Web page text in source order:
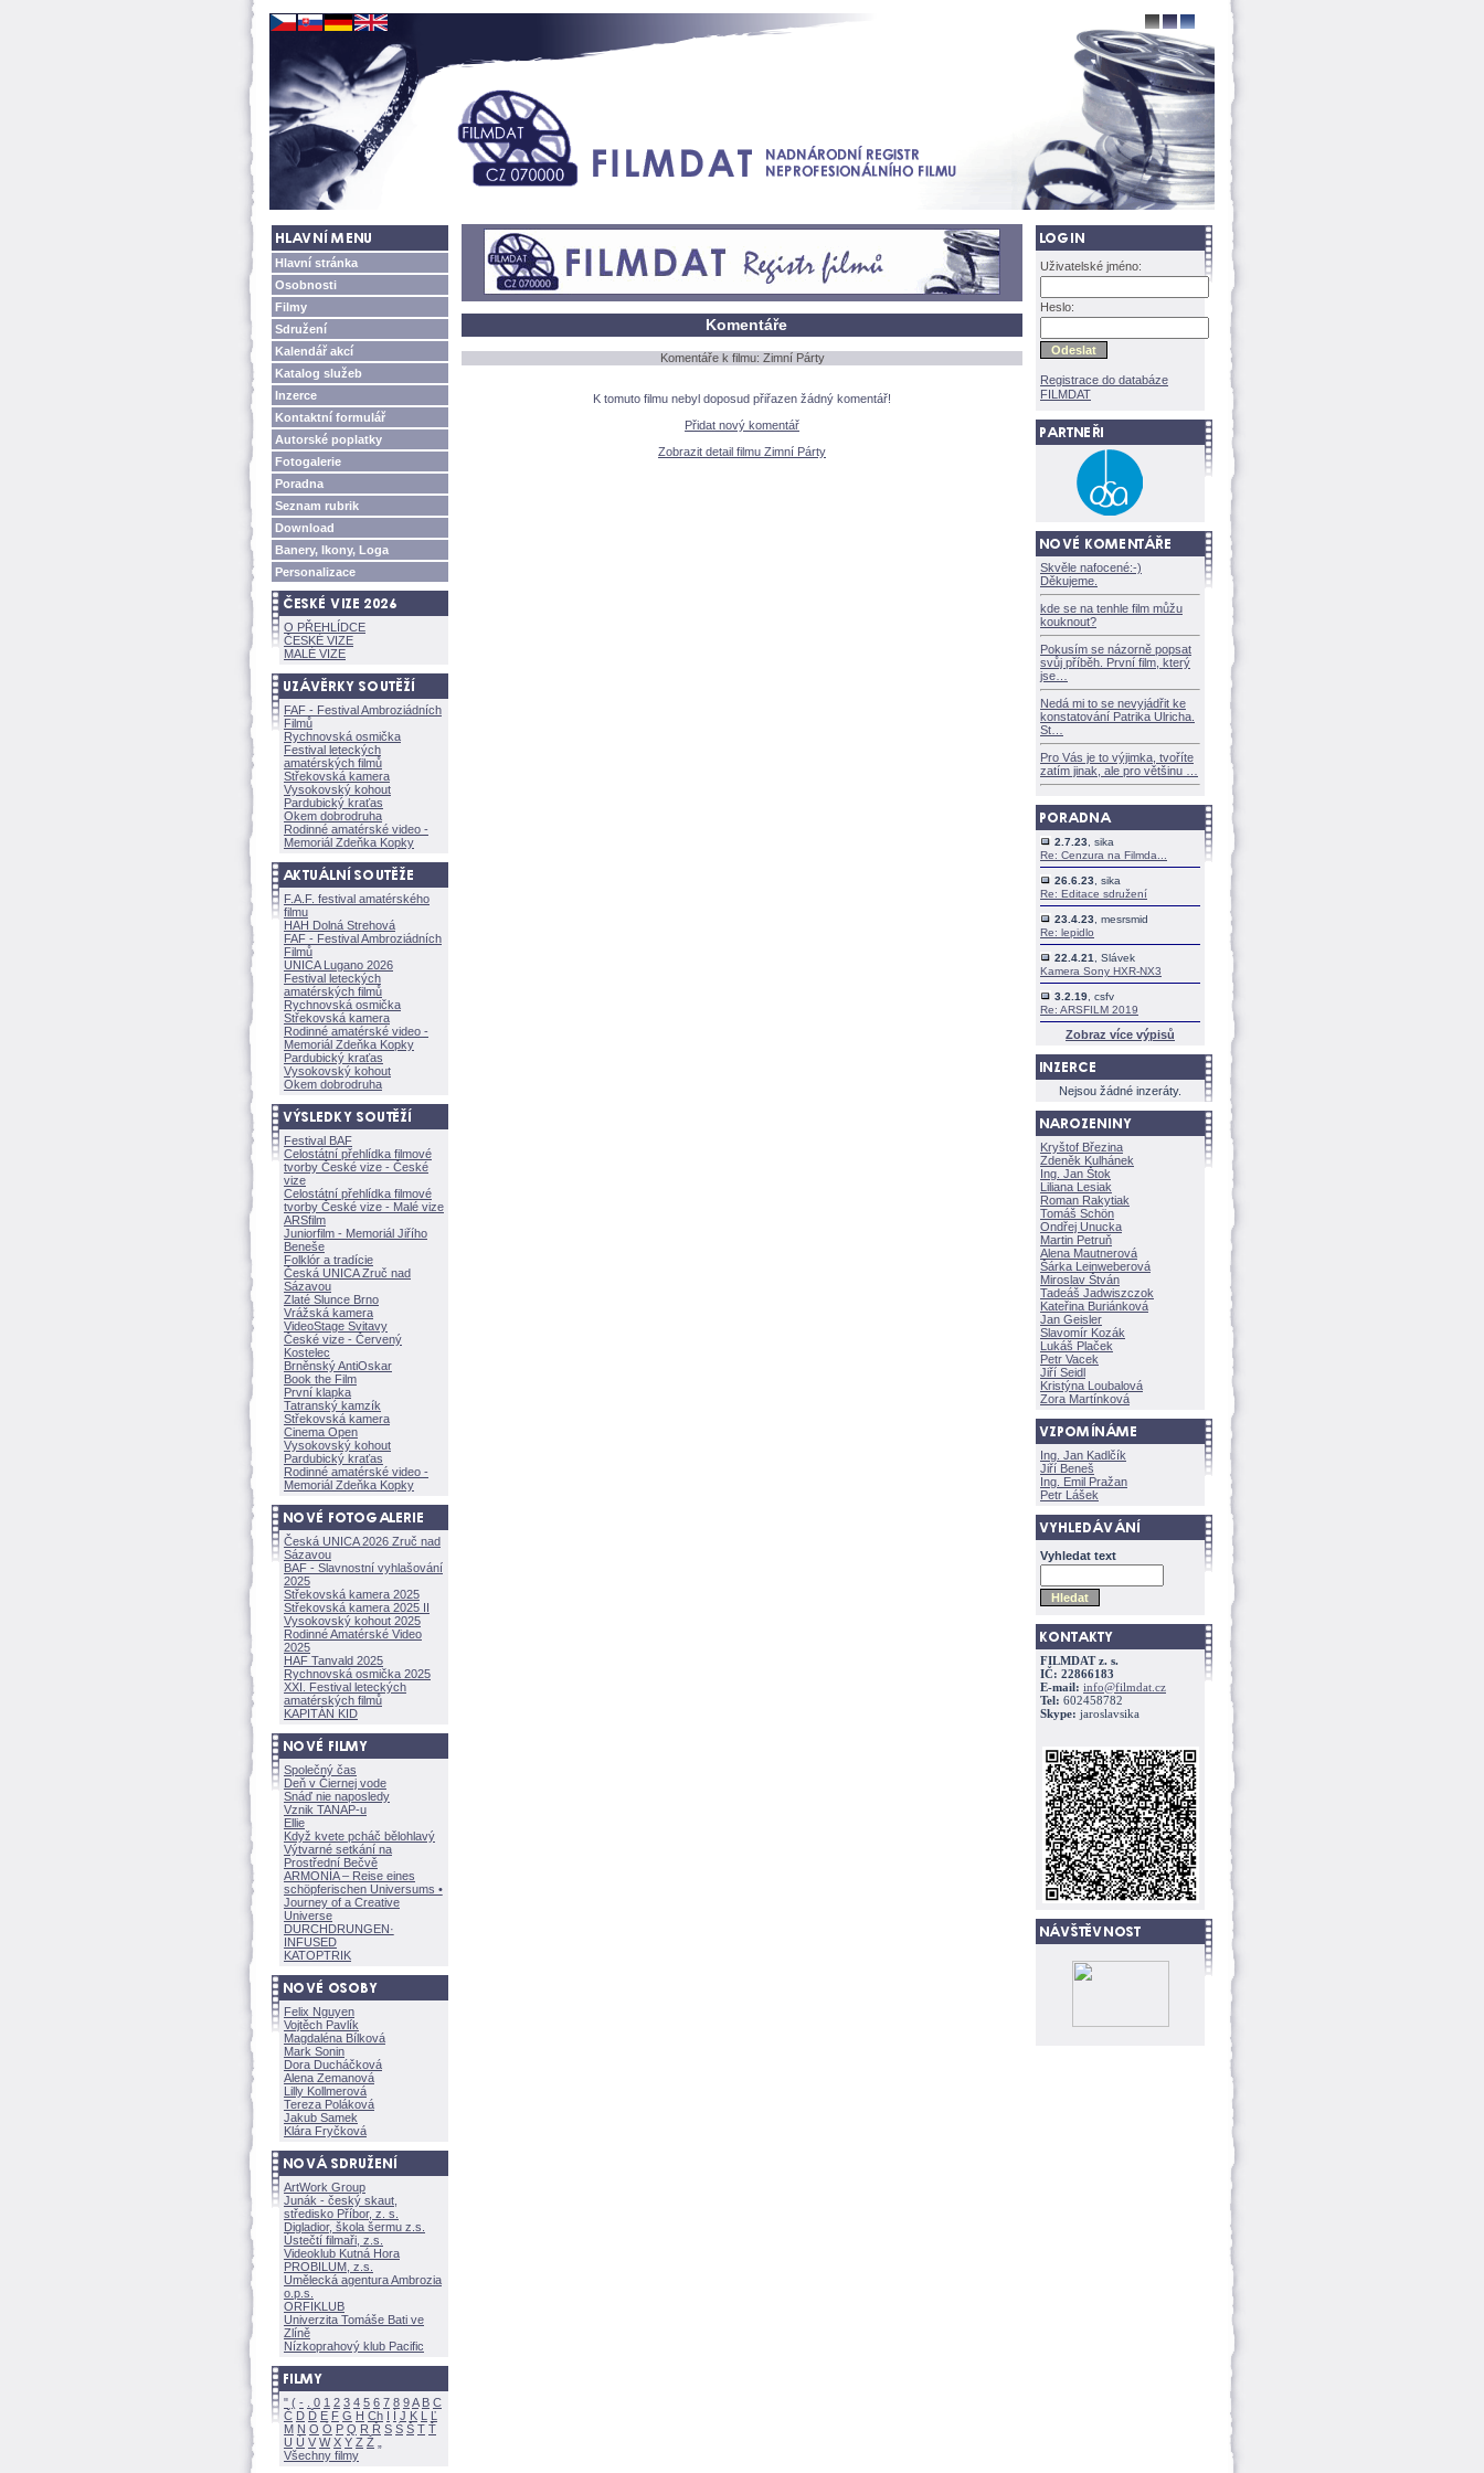
Hlavní stránka
Osobnosti
Filmy
Sdružení
Kalendář akcí
Katalog služeb
Inzerce
Kontaktní formulář
Autorské poplatky
Fotogalerie
Poradna
Seznam rubrik
Download
Banery, Ikony, Loga
Personalizace
O PŘEHLÍDCE
ČESKÉ VIZE
MALÉ VIZE
FAF - Festival Ambroziádních
Filmů
Rychnovská osmička
Festival leteckých
amatérských filmů
Střekovská kamera
Vysokovský kohout
Pardubický kraťas
Okem dobrodruha
Rodinné amatérské video -
Memoriál Zdeňka Kopky
F.A.F. festival amatérského
filmu
HAH Dolná Strehov
FAF - Festival Ambroziádních
Filmů
UNICA Lugano 2026
Festival leteckých
amatérských filmů
Rychnovská osmička
Střekovská kamera
Rodinné amatérské video -
Memoriál Zdeňka Kopky
Pardubický kraťas
Vysokovský kohout
Okem dobrodruha
Festival BAF
Celostátní přehlídka filmové
tvorby České vize - České
vize
Celostátní přehlídka filmové
tvorby České vize - Malé vize
ARSfilm
Juniorfilm - Memoriál Jiřího
Beneše
Folklór a tradície
Česká UNICA Zruč nad
Sázavou
Zlaté Slunce Brno
Vrážská kamera
VideoStage Svitavy
České vize - Červený
Kostelec
Brněnský AntiOskar
Book the Film
První klapka
Tatranský kamzík
Střekovská kamera
Cinema Open
Vysokovský kohout
Pardubický kraťas
Rodinné amatérské video -
Memoriál Zdeňka Kopky
Česká UNICA 2026 Zruč nad
Sázavou
BAF - Slavnostní vyhlašování
2025
Střekovská kamera 2025
Střekovská kamera 2025 II
Vysokovský kohout 2025
Rodinné Amatérské Video
2025
HAF Tanvald 2025
Rychnovská osmička 2025
XXI. Festival leteckých
amatérských filmů
KAPITÁN KID
Společný čas
Deň v Čiernej vode
Snáď nie naposledy
Vznik TANAP-u
Ellie
Když kvete pcháč bělohlavý
Výtvarné setkání na
Prostřední Bečvě
ARMONÍA – Reise eines
schöpferischen Universums •
Journey of a Creative
Universe
DURCHDRUNGEN·
INFUSED
KATOPTRIK
Felix Nguyen
Vojtěch Pavlík
Magdaléna Bílkov
Mark Sonin
Dora Ducháčkov
Alena Zemanov
Lilly Kollmerov
Tereza Polákov
Jakub Samek
Klára Fryčkov
ArtWork Group
Junák - český skaut,
středisko Příbor, z. s.
Digladior, škola šermu z.s.
Ústečtí filmaři, z.s.
Videoklub Kutná Hora
PROBILUM, z.s.
Umělecká agentura Ambrozia
o.p.s.
ORFIKLUB
Univerzita Tomáše Bati ve
Zlíně
Nízkoprahový klub Pacific
" ( - 0 1 2 3 4 5 6 7 8 9A B C
Č D Ď E F G H Ch I Í J K L
Ľ
M N O Ó P Q R Ř S Ś T Ť
U Ú V W X Y Z
Všechny filmy
Komentáře
Komentáře k filmu: Zimní Párty
K tomuto filmu nebyl doposud přiřazen žádný komentář!
Přidat nový komentář
Zobrazit detail filmu Zimní Párty
Uživatelské jméno:
Heslo:
Registrace do databáze
FILMDAT
Skvěle nafocené:-)
Děkujeme.
kde se na tenhle film můžu
kouknout?
Pokusím se názorně popsat
svůj příběh. První film, který
jse
Nedá mi to se nevyjádřit ke
konstatování Patrika Ulricha.
St
Pro Vás je to výjimka, tvoříte
zatím jinak, ale pro většinu
2.7.23 , sika
Re: Cenzura na Filmda...
26.6.23 , sika
Re: Editace sdružení
23.4.23 , mesrsmid
Re: lepidlo
22.4.21
, Slávek
Kamera Sony HXR-NX3
3.2.19 , csfv
Re: ARSFILM 2019
Zobraz více výpisů
Nejsou žádné inzeráty.
Kryštof Březina
Zdeněk Kulhánek
Ing. Jan Štok
Liliana Lesiak
Roman Rakytiak
Tomáš Schön
Ondřej Unucka
Martin Petruň
Alena Mautnerov
rka Leinweberov
Miroslav Štván
Tadeáš Jadwiszczok
Kateřina Buriánkov
Jan Geisler
Slavomír Kozák
Lukáš Plaček
Petr Vacek
Jiří Seidl
Kristýna Loubalov
Zora Martínkov
Ing. Jan Kadlčík
Jiří Bene
Ing. Emil Pražan
Petr Lášek
Vyhledat text
FILMDAT z. s.
IČ: 22866183
E-mail: info@filmdat.cz
Tel: 602458782
Skype: jaroslavsika